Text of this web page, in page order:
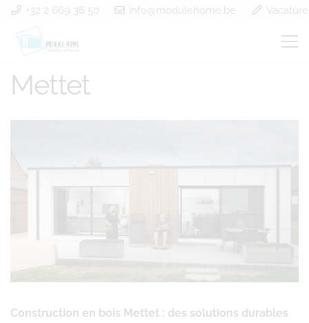
+32 2 669 36 50 info@modulehome.be
Construction en bois
Mettet
Construction en bois Mettet : des solutions durables